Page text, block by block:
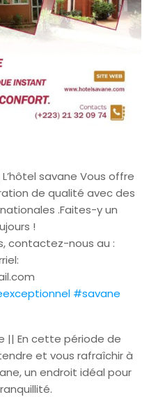
savane Vous offre
de qualité avec des
.Faites-y un
!
contactez-nous au :
#savane
|| En cette période de
et vous rafraîchir à
un endroit idéal pour